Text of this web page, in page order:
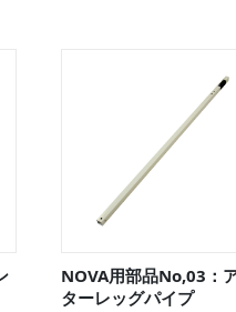
NOVA用部品No,03：
ターレッグパイプ